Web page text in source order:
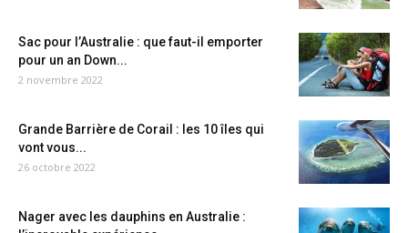
Sac pour l’Australie : que faut-il emporter
pour un an Down...
2 novembre 2022
Grande Barrière de Corail : les 10 îles qui
vont vous...
26 octobre 2022
Nager avec les dauphins en Australie :